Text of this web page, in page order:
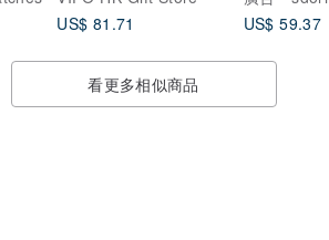
US$ 81.71
US$ 59.37
看更多相似商品